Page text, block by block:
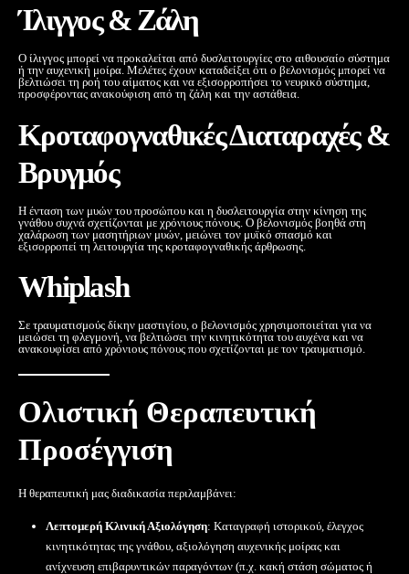
Ίλιγγος & Ζάλη
Ο ίλιγγος μπορεί να προκαλείται από δυσλειτουργίες στο αιθουσαίο σύστημα
ή την αυχενική μοίρα. Μελέτες έχουν καταδείξει ότι ο βελονισμός μπορεί να
βελτιώσει τη ροή του αίματος και να εξισορροπήσει το νευρικό σύστημα,
προσφέροντας ανακούφιση από τη ζάλη και την αστάθεια.
Κροταφογναθικές Διαταραχές &
Βρυγμός
Η ένταση των μυών του προσώπου και η δυσλειτουργία στην κίνηση της
γνάθου συχνά σχετίζονται με χρόνιους πόνους. Ο βελονισμός βοηθά στη
χαλάρωση των μασητήριων μυών, μειώνει τον μυϊκό σπασμό και
εξισορροπεί τη λειτουργία της κροταφογναθικής άρθρωσης.
Whiplash
Σε τραυματισμούς δίκην μαστιγίου, ο βελονισμός χρησιμοποιείται για να
μειώσει τη φλεγμονή, να βελτιώσει την κινητικότητα του αυχένα και να
ανακουφίσει από χρόνιους πόνους που σχετίζονται με τον τραυματισμό.
Ολιστική Θεραπευτική
Προσέγγιση
Η θεραπευτική μας διαδικασία περιλαμβάνει:
Λεπτομερή Κλινική Αξιολόγηση: Καταγραφή ιστορικού, έλεγχος
κινητικότητας της γνάθου, αξιολόγηση αυχενικής μοίρας και
ανίχνευση επιβαρυντικών παραγόντων (π.χ. κακή στάση σώματος ή